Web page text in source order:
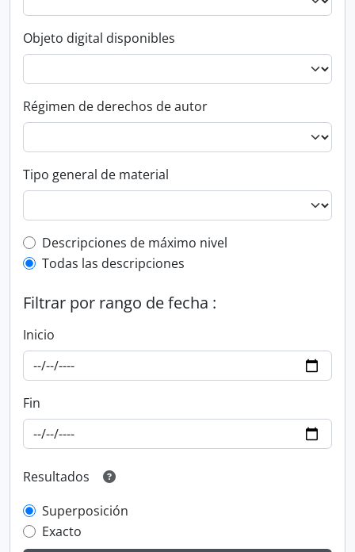
Objeto digital disponibles
Régimen de derechos de autor
Tipo general de material
Top-level description filter
Descripciones de máximo nivel
Todas las descripciones
Filtrar por rango de fecha :
Inicio
Fin
Resultados
Superposición
Exacto